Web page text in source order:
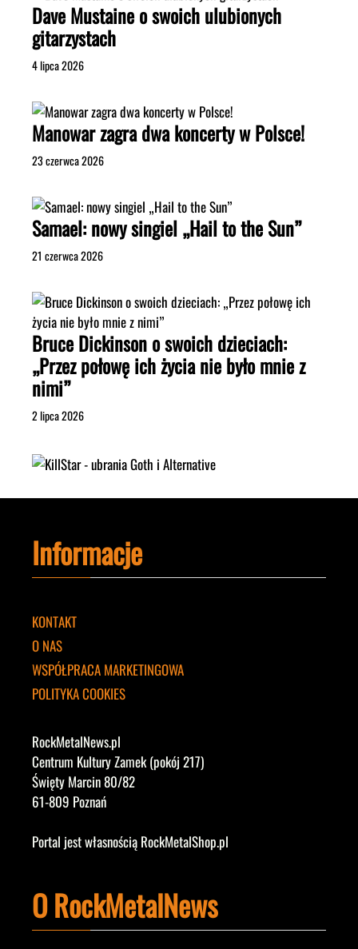
Dave Mustaine o swoich ulubionych
gitarzystach
4 lipca 2026
Manowar zagra dwa koncerty w Polsce!
23 czerwca 2026
Samael: nowy singiel „Hail to the Sun”
21 czerwca 2026
Bruce Dickinson o swoich dzieciach:
„Przez połowę ich życia nie było mnie z
nimi”
2 lipca 2026
Informacje
KONTAKT
O NAS
WSPÓŁPRACA MARKETINGOWA
POLITYKA COOKIES
RockMetalNews.pl
Centrum Kultury Zamek (pokój 217)
Święty Marcin 80/82
61-809 Poznań
Portal jest własnością RockMetalShop.pl
O RockMetalNews